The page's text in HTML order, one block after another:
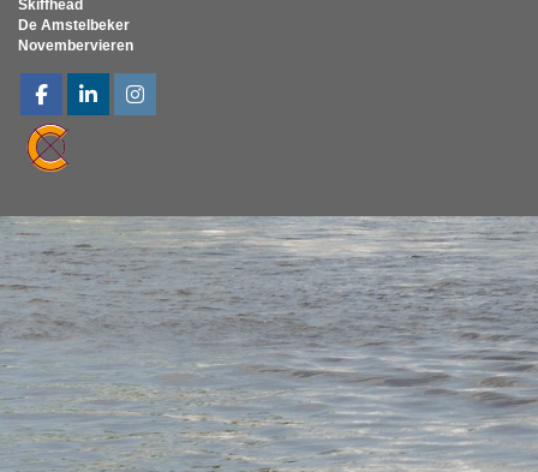
Skiffhead
De Amstelbeker
Novembervieren